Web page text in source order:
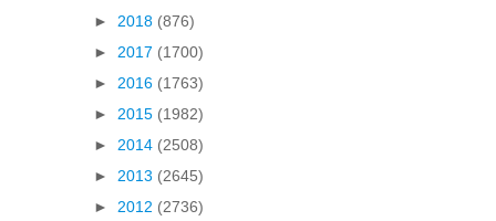
► 2018 (876)
► 2017 (1700)
► 2016 (1763)
► 2015 (1982)
► 2014 (2508)
► 2013 (2645)
► 2012 (2736)